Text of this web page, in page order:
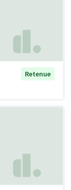
Retenue